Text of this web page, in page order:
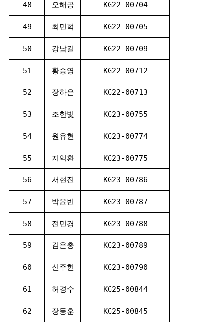
48 오해공 KG22-00704
49 최민혁 KG22-00705
50 강남길 KG22-00709
51 황승영 KG22-00712
52 장하은 KG22-00713
53 조한빛 KG23-00755
54 원유현 KG23-00774
55 지익환 KG23-00775
56 서현진 KG23-00786
57 박윤빈 KG23-00787
58 전민경 KG23-00788
59 김은총 KG23-00789
60 신주헌 KG23-00790
61 허경수 KG25-00844
62 장동훈 KG25-00845